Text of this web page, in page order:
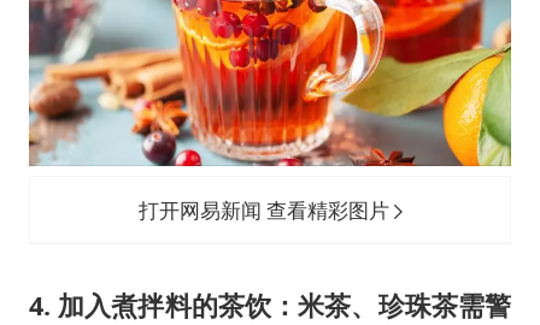
打开网易新闻 查看精彩图片
4. 加入煮拌料的茶饮：米茶、珍珠茶需警